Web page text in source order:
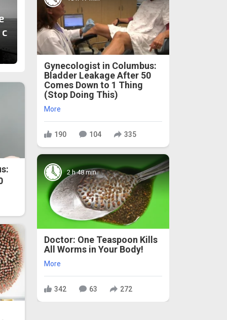
Gynecologist in Columbus:
Bladder Leakage After 50
Comes Down to 1 Thing
(Stop Doing This)
More
190 104 335
2 h 48 min
Doctor: One Teaspoon Kills
All Worms in Your Body!
More
342 63 272